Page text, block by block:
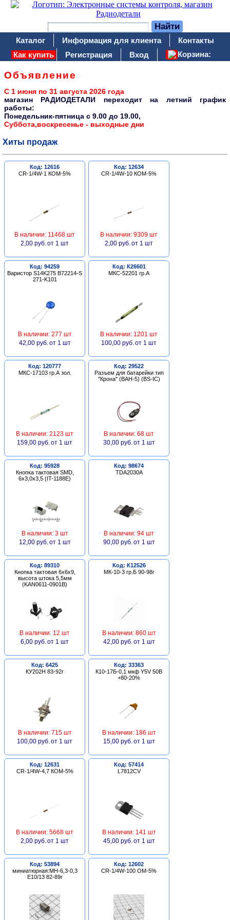
Каталог Информация для клиента
Контакты
Как купить
Регистрация Вход Корзина:
Объявление
С 1 июня по 31 августа 2026 года
магазин РАДИОДЕТАЛИ переходит на летний график
работы:
Понедельник-пятница c 9.00 до 19.00,
Суббота,воскресенье - выходные дни
Хиты продаж
Код: 12616
CR-1/4W-1 КОМ-5%
В наличии: 11468 шт
2,00 руб. от 1 шт
Код: 12634
CR-1/4W-10 КОМ-5%
В наличии: 9309 шт
2,00 руб. от 1 шт
Код: 94259
Варистор S14K275 B72214-S
271-K101
В наличии: 277 шт
42,00 руб. от 1 шт
Код: К26601
МКС-52201 гр.А
В наличии: 1201 шт
100,00 руб. от 1 шт
Код: 120777
МКС-17103 гр.А зол.
В наличии: 2123 шт
159,00 руб. от 1 шт
Код: 29522
Разъем для батарейки тип
"Крона" (BAH-5) (BS-IC)
В наличии: 68 шт
30,00 руб. от 1 шт
Код: 95928
Кнопка тактовая SMD,
6х3,0х3,5 (IT-1188E)
В наличии: 3 шт
12,00 руб. от 1 шт
Код: 98674
TDA2030A
В наличии: 94 шт
90,00 руб. от 1 шт
Код: 89310
Кнопка тактовая 6х6х9,
высота штока 5,5мм
(KAN0611-0901B)
В наличии: 12 шт
6,00 руб. от 1 шт
Код: К12526
МК-10-3 гр.Б 90-98г
В наличии: 860 шт
42,00 руб. от 1 шт
Код: 6425
КУ202Н 83-92г
В наличии: 715 шт
100,00 руб. от 1 шт
Код: 33363
К10-17Б-0,1 мкф Y5V 50В
+80-20%
В наличии: 186 шт
15,00 руб. от 1 шт
Код: 12631
CR-1/4W-4,7 КОМ-5%
В наличии: 5668 шт
2,00 руб. от 1 шт
Код: 57414
L7812CV
В наличии: 141 шт
45,00 руб. от 1 шт
Код: 53894
миниатюрная:МН-6,3-0,3
Е10/13 82-89г
Код: 12602
CR-1/4W-100 ОМ-5%